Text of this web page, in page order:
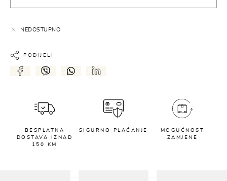
NEDOSTUPNO
PODIJELI
BESPLATNA
DOSTAVA IZNAD
150 KM
SIGURNO PLAĆANJE
MOGUĆNOST
ZAMJENE